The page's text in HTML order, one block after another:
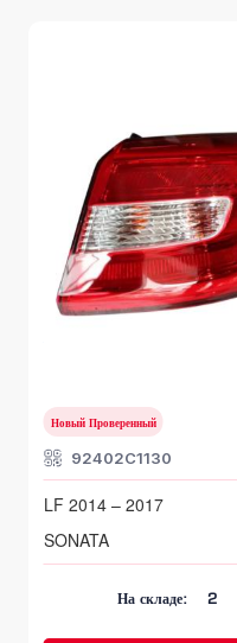
Новый Проверенный
92402C1130
LF 2014 – 2017
SONATA
На складе: 2